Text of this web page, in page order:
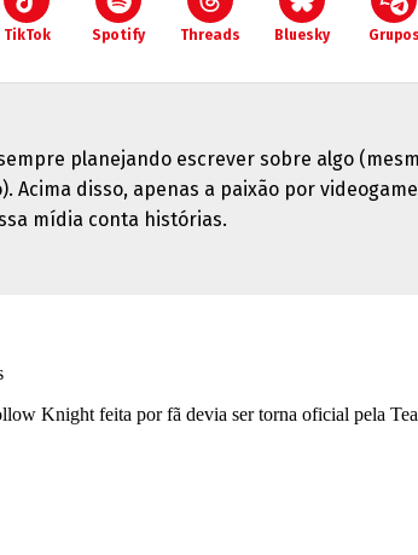
TikTok Spotify Threads Bluesky Grupos
planejando escrever sobre algo
Acima disso, apenas a paixão por
mídia conta histórias.